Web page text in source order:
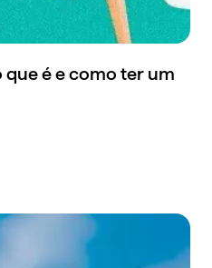
é e como ter um